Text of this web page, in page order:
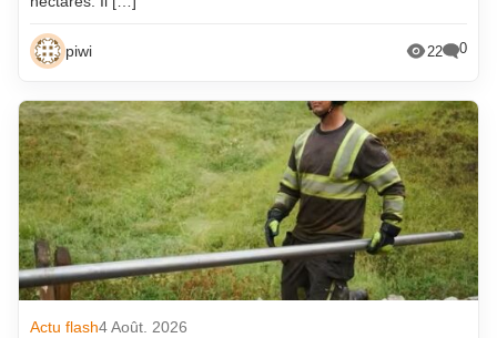
piwi 22 0
Actu flash4 Août. 2026